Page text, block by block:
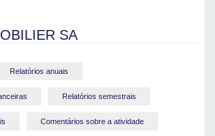
SA
Relatórios anuais
Relatórios semestrais
Comentários sobre a atividade